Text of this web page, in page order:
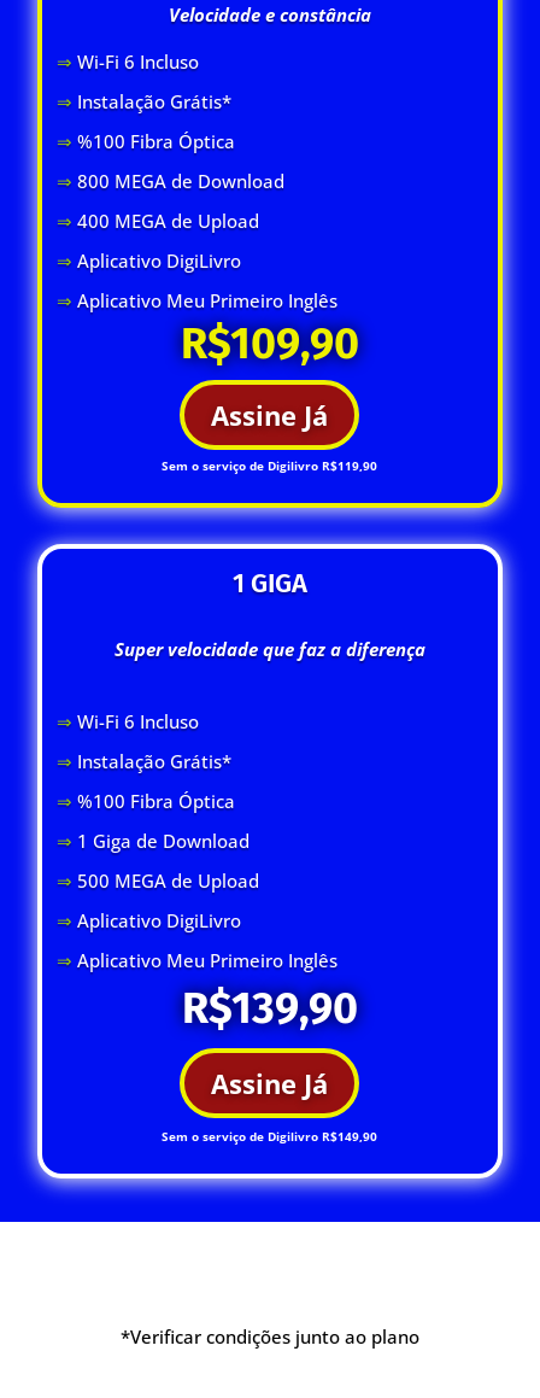
Velocidade e constância
⇒ Wi-Fi 6 Incluso
⇒ Instalação Grátis*
⇒ %100 Fibra Óptica
⇒ 800 MEGA de Download
⇒400 MEGA de Upload
⇒Aplicativo DigiLivro
⇒Aplicativo Meu Primeiro Inglês
R$109,90
Assine Já
Sem o serviço de Digilivro R$119,90
1 GIGA
Super velocidade que faz a diferença
⇒ Wi-Fi 6 Incluso
⇒ Instalação Grátis*
⇒ %100 Fibra Óptica
⇒ 1 Giga de Download
⇒ 500 MEGA de Upload
⇒Aplicativo DigiLivro
⇒Aplicativo Meu Primeiro Inglês
R$139,90
Assine Já
Sem o serviço de Digilivro R$149,90
*Verificar condições junto ao plano